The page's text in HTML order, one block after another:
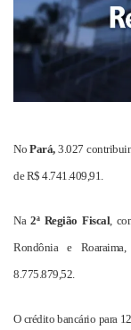
NoPará,3.027
de R$ 4.741.409,91.
Na2ª Região Fiscal,
Rondônia e
8.775.879,52.
O crédito bancário para